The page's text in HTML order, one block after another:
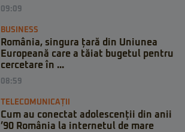
09:09
BUSINESS
România, singura țară din Uniunea
Europeană care a tăiat bugetul pentru
cercetare în ...
08:59
TELECOMUNICAȚII
Cum au conectat adolescenții din anii
’90 România la internetul de mare